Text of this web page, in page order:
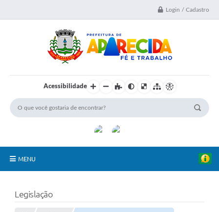
Login / Cadastro
Acessibilidade
MENU
Secretarias
Legislação